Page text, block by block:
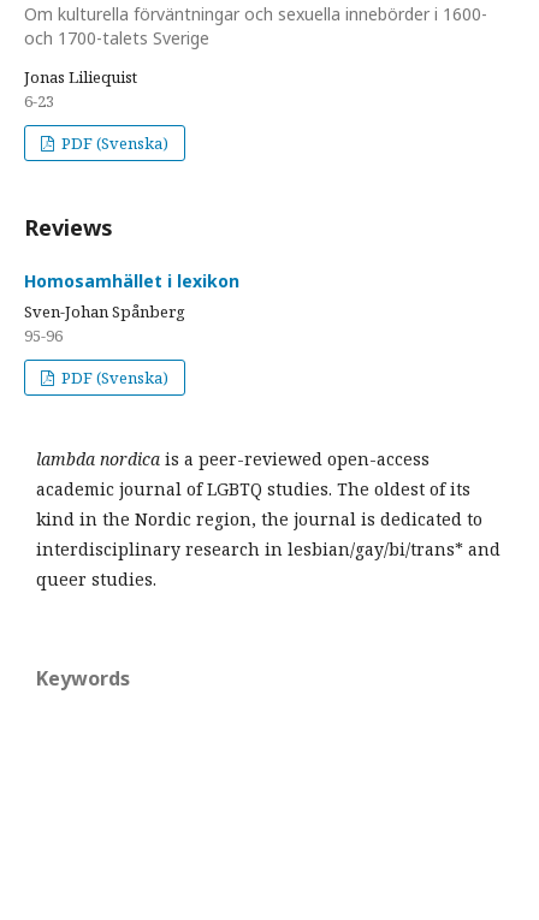
Om kulturella förväntningar och sexuella innebörder i 1600-
och 1700-talets Sverige
Jonas Liliequist
6-23
PDF (Svenska)
Reviews
Homosamhället i lexikon
Sven-Johan Spånberg
95-96
PDF (Svenska)
lambda nordica is a peer-reviewed open-access
academic journal of LGBTQ studies. The oldest of its
kind in the Nordic region, the journal is dedicated to
interdisciplinary research in lesbian/gay/bi/trans* and
queer studies.
Keywords